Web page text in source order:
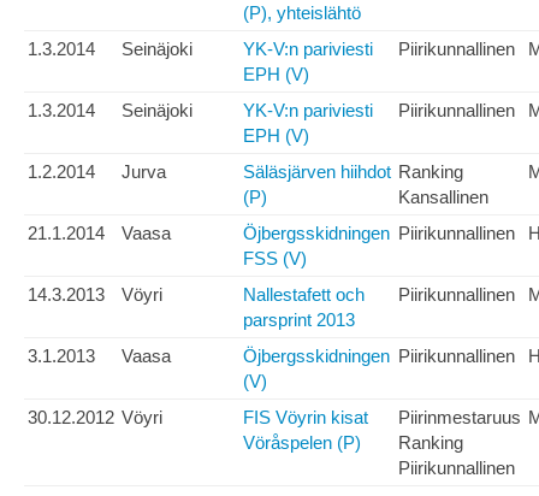
(P), yhteislähtö
1.3.2014 Seinäjoki
YK-V:n pariviesti
EPH (V)
Piirikunnallinen
1.3.2014 Seinäjoki
YK-V:n pariviesti
EPH (V)
Piirikunnallinen
1.2.2014 Jurva
Säläsjärven hiihdot
(P)
Ranking
Kansallinen
21.1.2014 Vaasa
Öjbergsskidningen
FSS (V)
Piirikunnallinen
14.3.2013 Vöyri
Nallestafett och
parsprint 2013
Piirikunnallinen
3.1.2013 Vaasa
Öjbergsskidningen
(V)
Piirikunnallinen
30.12.2012 Vöyri
FIS Vöyrin kisat
Vöråspelen (P)
Piirinmestaruus
Ranking
Piirikunnallinen